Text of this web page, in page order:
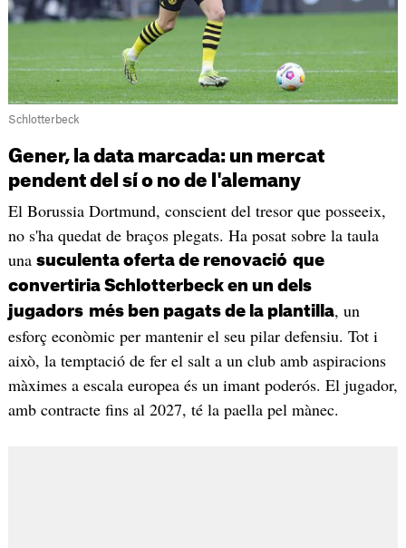
Schlotterbeck
Gener, la data marcada: un mercat
pendent del sí o no de l'alemany
El Borussia Dortmund, conscient del tresor que posseeix,
no s'ha quedat de braços plegats. Ha posat sobre la taula
una suculenta oferta de renovació que
convertiria Schlotterbeck en un dels
jugadors més ben pagats de la plantilla, un
esforç econòmic per mantenir el seu pilar defensiu. Tot i
això, la temptació de fer el salt a un club amb aspiracions
màximes a escala europea és un imant poderós. El jugador,
amb contracte fins al 2027, té la paella pel mànec.